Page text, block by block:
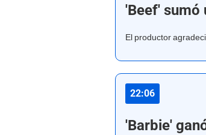
'Beef' sumó
El productor
22:06
'Barbie'